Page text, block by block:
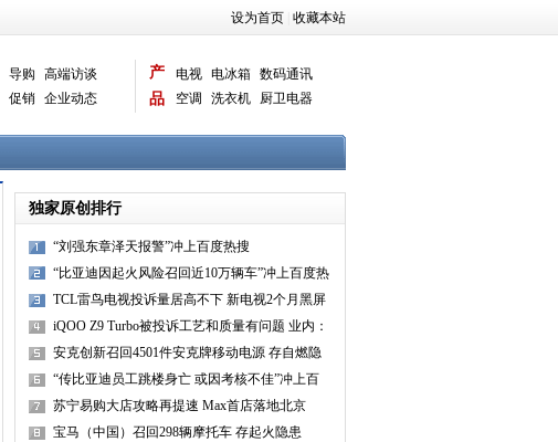
设为首页 收藏本站
导购
高端访谈
促销 企业动态
产
品
电视 电冰箱 数码通讯
空调
洗衣机
厨卫电器
独家原创排行
“刘强东章泽天报警”冲上百度热搜
“比亚迪因起火风险召回近10万辆车”冲上百度热
搜
TCL雷鸟电视投诉量居高不下 新电视2个月黑屏
问题频现
iQOO Z9 Turbo被投诉工艺和质量有问题 业内：
慎买子品
安克创新召回4501件安克牌移动电源 存自燃隐
患
“传比亚迪员工跳楼身亡 或因考核不佳”冲上百
度热搜
苏宁易购大店攻略再提速 Max首店落地北京
宝马（中国）召回298辆摩托车 存起火隐患